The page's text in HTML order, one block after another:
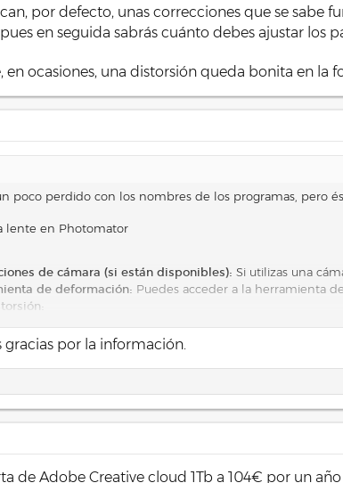
por defecto, unas correcciones que se
en seguida sabrás cuánto debes ajustar los
en ocasiones, una distorsión queda bonita en la
poco perdido con los nombres de los programas, pero
lente en Photomator
de cámara (si están disponibles): Si utilizas una
de deformación: Puedes acceder a la herramienta
tiene un límite.
extremos:
Puedes usar una cuadrícula para verificar el
cromática:Elimina halos de color en los bordes.
:Reduce los bordes oscuros en las esquinas de la
se puede hacer manualmente. No están muy lejanos
gracias por la información.
de Adobe Creative cloud 1Tb a 104€ por un